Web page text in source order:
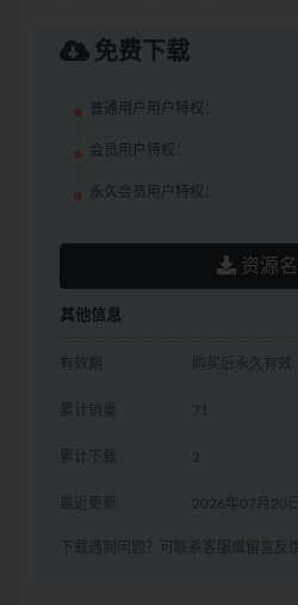
免费下载
普通用户用户特权：
会员用户特权：
永久会员用户特权：
资源
其他信息
有效期 购买后永久有效
累计销量 71
累计下载 2
最近更新 2026年07月20日
下载遇到问题？可联系客服或留言反馈